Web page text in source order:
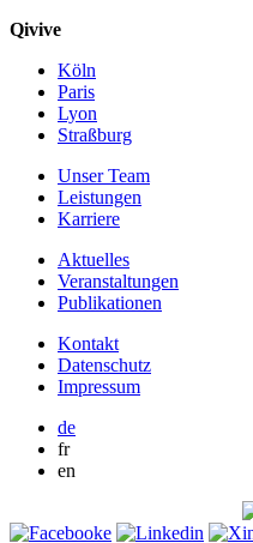
Qivive
Köln
Paris
Lyon
Straßburg
Unser Team
Leistungen
Karriere
Aktuelles
Veranstaltungen
Publikationen
Kontakt
Datenschutz
Impressum
de
fr
en